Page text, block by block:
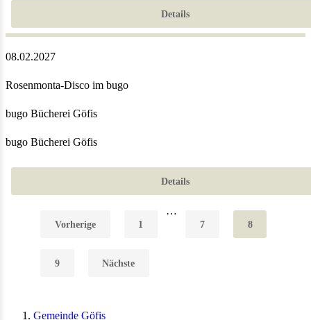
Details
08.02.2027
Rosenmonta-Disco im bugo
bugo Bücherei Göfis
bugo Bücherei Göfis
Details
Vorherige 1
…
7 8
9 Nächste
Gemeinde Göfis